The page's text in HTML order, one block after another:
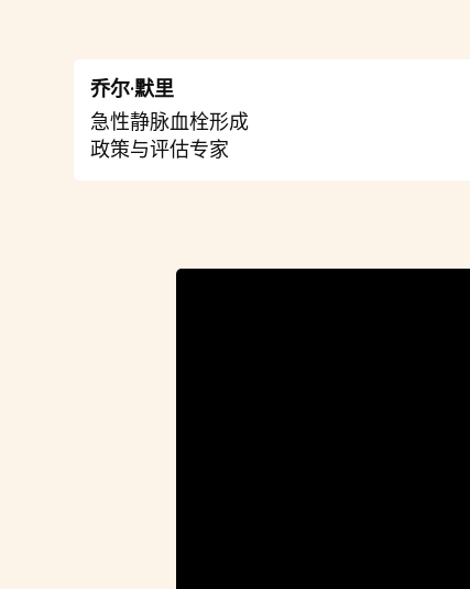
乔尔·默里
急性静脉血栓形成
政策与评估专家